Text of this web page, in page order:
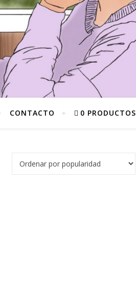
CONTACTO 0 PRODUCTOS